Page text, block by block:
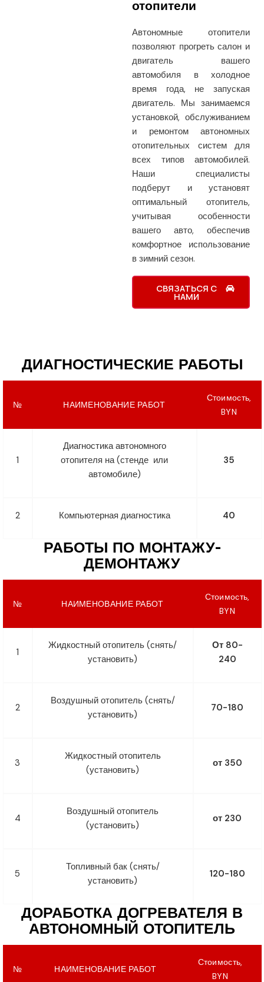
отопители
Автономные отопители
позволяют прогреть салон и
двигатель вашего
автомобиля в холодное
время года, не запуская
двигатель. Мы занимаемся
установкой, обслуживанием
и ремонтом автономных
отопительных систем для
всех типов автомобилей.
Наши специалисты
подберут и установят
оптимальный отопитель,
учитывая особенности
вашего авто, обеспечив
комфортное использование
в зимний сезон.
СВЯЗАТЬСЯ С
НАМИ
ДИАГНОСТИЧЕСКИЕ РАБОТЫ
№ НАИМЕНОВАНИЕ РАБОТ
Стоимость,
BYN
1
Диагностика автономного
отопителя на (стенде или
автомобиле)
35
2 Компьютерная диагностика 40
РАБОТЫ ПО МОНТАЖУ-
ДЕМОНТАЖУ
№ НАИМЕНОВАНИЕ РАБОТ
Стоимость,
BYN
1
Жидкостный отопитель (снять/
установить)
От 80-
240
2
Воздушный отопитель (снять/
установить)
70-180
3
Жидкостный отопитель
(установить)
от 350
4
Воздушный отопитель
(установить)
от 230
5
Топливный бак (снять/
установить)
120-180
ДОРАБОТКА ДОГРЕВАТЕЛЯ В
АВТОНОМНЫЙ ОТОПИТЕЛЬ
№ НАИМЕНОВАНИЕ РАБОТ
Стоимость,
BYN